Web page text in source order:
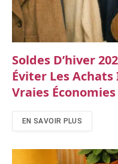
Soldes D’hiver
Éviter Les
Vraies Économies
EN SAVOIR PLUS